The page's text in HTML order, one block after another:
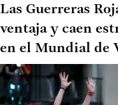
Las Guerreras
ventaja y caen
en el Mundial de